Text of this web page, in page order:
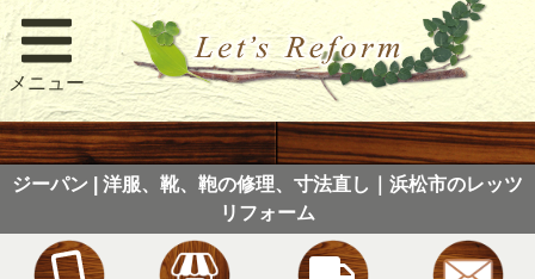
メニュー
ジーパン | 洋服、靴、鞄の修理、寸法直し｜浜松市のレッツ
リフォーム